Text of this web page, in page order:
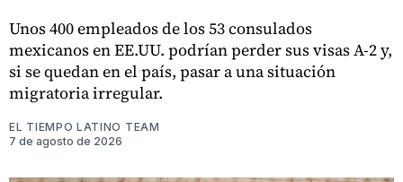
Unos 400 empleados de los 53 consulados
mexicanos en EE.UU. podrían perder sus visas A-2 y,
si se quedan en el país, pasar a una situación
migratoria irregular.
EL TIEMPO LATINO TEAM
7 de agosto de 2026